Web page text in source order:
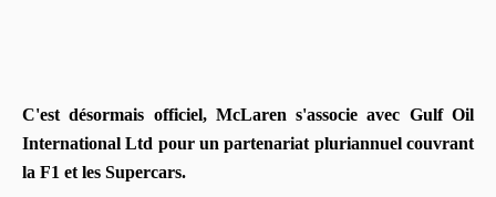
C'est désormais officiel, McLaren s'associe avec Gulf Oil
International Ltd pour un partenariat pluriannuel couvrant
la F1 et les Supercars.